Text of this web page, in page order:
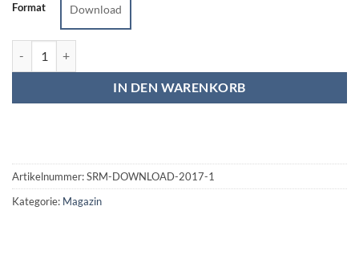
Format Download
IN DEN WARENKORB
Artikelnummer:SRM-DOWNLOAD-2017-1
Kategorie: Magazin